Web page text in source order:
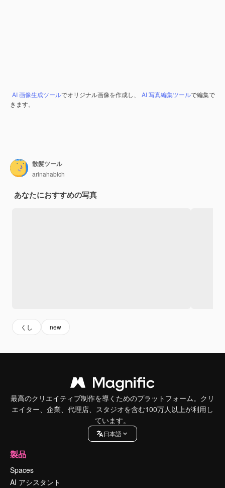
AI 画像生成ツールでオリジナル画像を作成し、 AI 写真編集ツールで編集で
きます。
散髪ツール
arinahabich
あなたにおすすめの写真
くし new
最高のクリエイティブ制作を導くためのプラットフォーム。クリ
エイター、企業、代理店、スタジオを含む100万人以上が利用し
ています。
日本語
製品
Spaces
AI アシスタント